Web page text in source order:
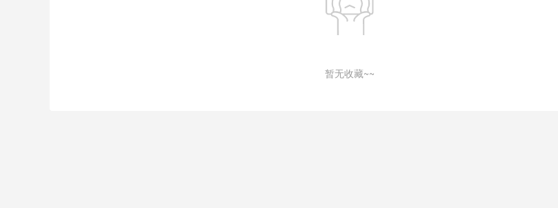
暂无收藏~~